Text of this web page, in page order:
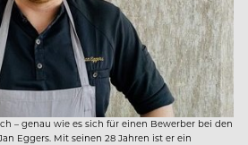
– genau wie es sich für einen Bewerber bei den
Eggers. Mit seinen 28 Jahren ist er ein